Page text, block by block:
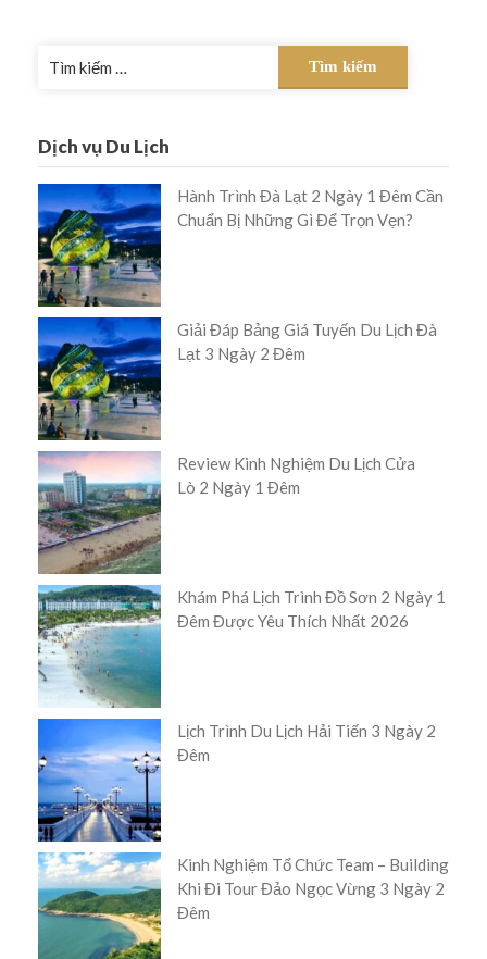
kiếm
Dịch vụ Du Lịch
Hành Trình Đà Lạt 2 Ngày 1 Đêm Cần
Chuẩn Bị Những Gì Để Trọn Vẹn?
Giải Đáp Bảng Giá Tuyến Du Lịch Đà
Lạt 3 Ngày 2 Đêm
Review Kinh Nghiệm Du Lịch Cửa
Lò 2 Ngày 1 Đêm
Khám Phá Lịch Trình Đồ Sơn 2 Ngày 1
Đêm Được Yêu Thích Nhất 2026
Lịch Trình Du Lịch Hải Tiến 3 Ngày 2
Đêm
Kinh Nghiệm Tổ Chức Team – Building
Khi Đi Tour Đảo Ngọc Vừng 3 Ngày 2
Đêm